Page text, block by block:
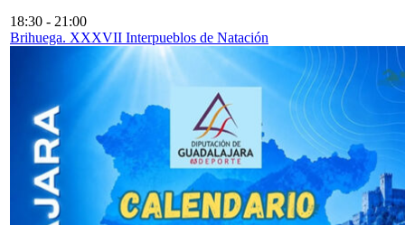
18:30 - 21:00
Brihuega. XXXVII Interpueblos de Natación